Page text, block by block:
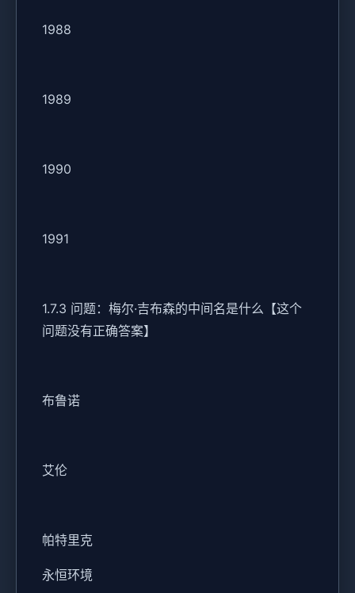
1988
1989
1990
1991
1.7.3 问题：梅尔·吉布森的中间名是什么【这个
问题没有正确答案】
布鲁诺
艾伦
帕特里克
永恒环境